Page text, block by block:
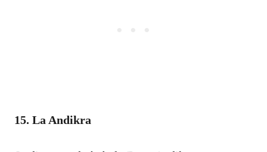
15. La Andikra